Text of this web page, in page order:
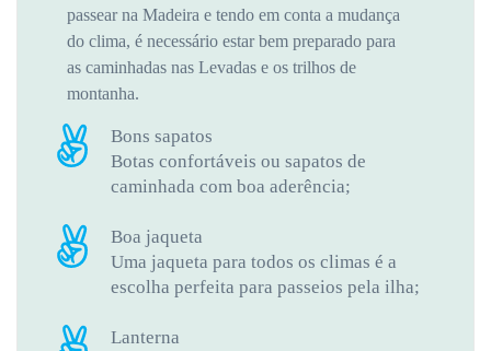
passear na Madeira e tendo em conta a mudança
do clima, é necessário estar bem preparado para
as caminhadas nas Levadas e os trilhos de
montanha.
Bons sapatos
Botas confortáveis ​​ou sapatos de
caminhada com boa aderência;
Boa jaqueta
Uma jaqueta para todos os climas é a
escolha perfeita para passeios pela ilha;
Lanterna